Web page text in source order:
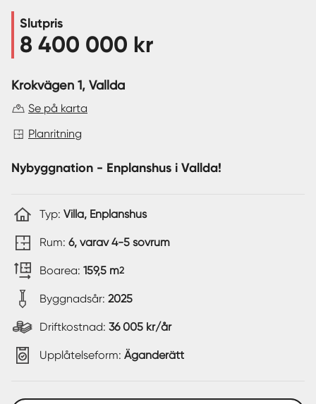
Sverige |Spanien
Slutpris
8 400 000 kr
Krokvägen 1, Vallda
Se på karta
Planritning
Nybyggnation - Enplanshus i Vallda!
Typ: Villa, Enplanshus
Rum: 6, varav 4-5 sovrum
Boarea: 159,5 m2
Byggnadsår: 2025
Driftkostnad: 36 005 kr/år
Upplåtelseform: Äganderätt